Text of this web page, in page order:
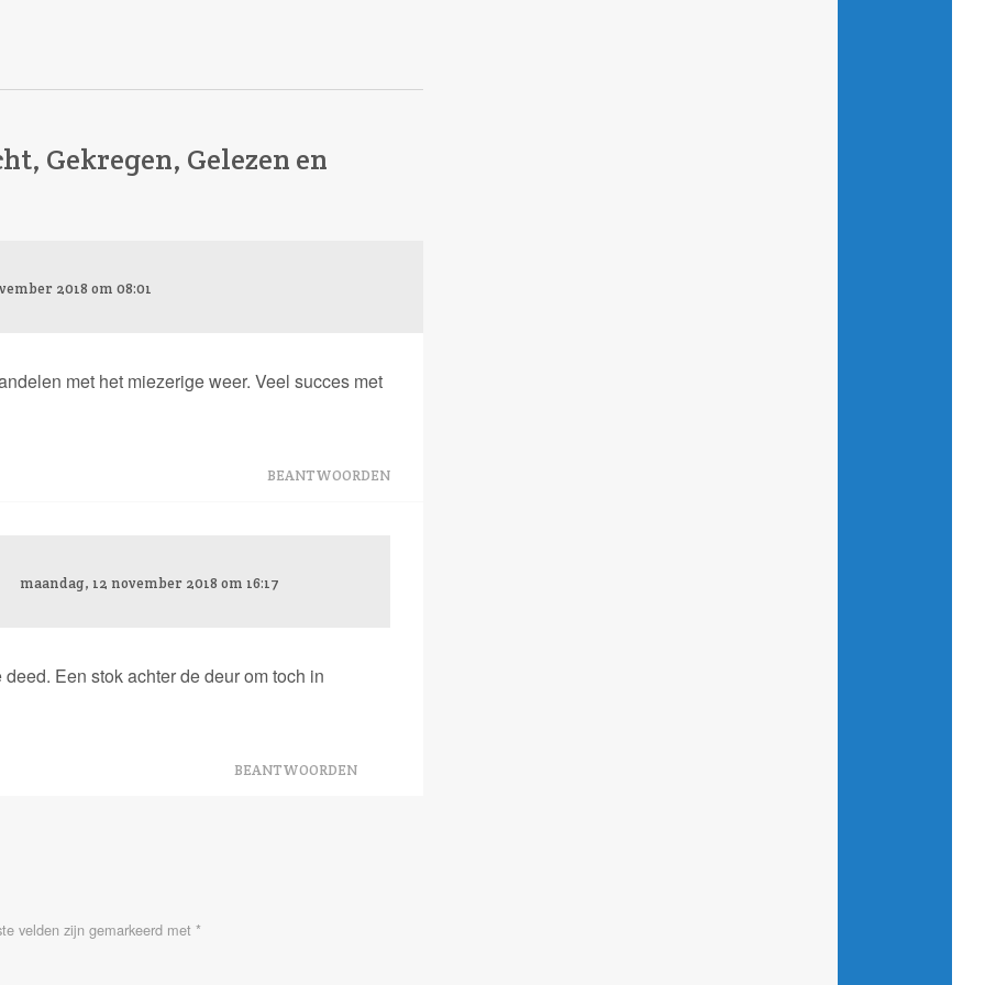
Gekregen, Gelezen en
2018 om 08:01
met het miezerige weer. Veel succes met
BEANTWOORDEN
maandag, 12 november 2018 om 16:17
Een stok achter de deur om toch in
BEANTWOORDEN
velden zijn gemarkeerd met*